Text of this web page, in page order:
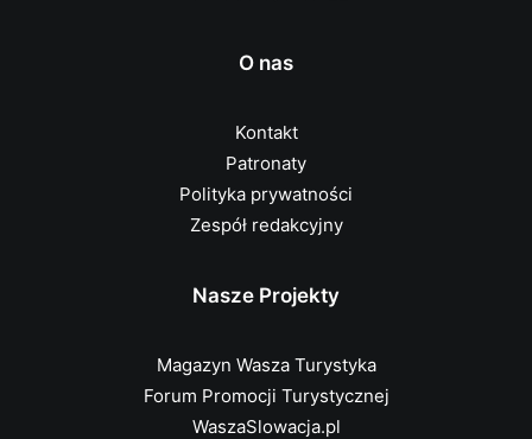
O nas
Kontakt
Patronaty
Polityka prywatności
Zespół redakcyjny
Nasze Projekty
Magazyn Wasza Turystyka
Forum Promocji Turystycznej
WaszaSlowacja.pl